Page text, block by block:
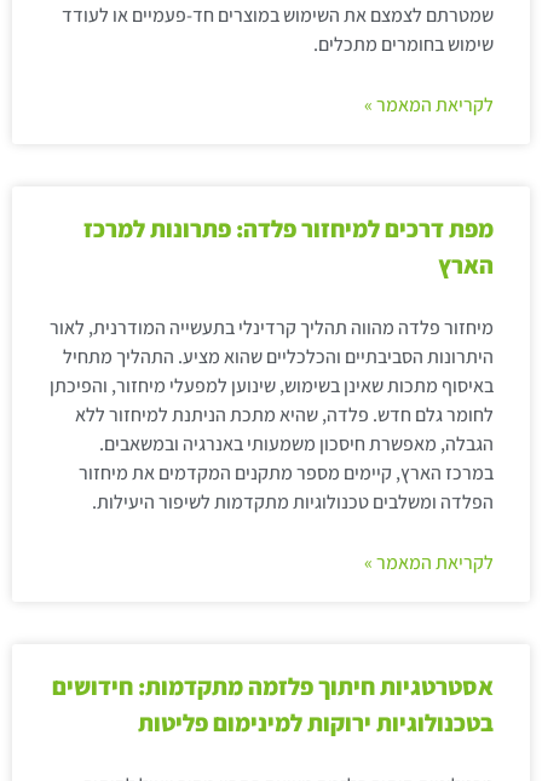
שמטרתם לצמצם את השימוש במוצרים חד-פעמיים או לעודד
שימוש בחומרים מתכלים.
לקריאת המאמר »
מפת דרכים למיחזור פלדה: פתרונות למרכז
הארץ
מיחזור פלדה מהווה תהליך קרדינלי בתעשייה המודרנית, לאור
היתרונות הסביבתיים והכלכליים שהוא מציע. התהליך מתחיל
באיסוף מתכות שאינן בשימוש, שינוען למפעלי מיחזור, והפיכתן
לחומר גלם חדש. פלדה, שהיא מתכת הניתנת למיחזור ללא
הגבלה, מאפשרת חיסכון משמעותי באנרגיה ובמשאבים.
במרכז הארץ, קיימים מספר מתקנים המקדמים את מיחזור
הפלדה ומשלבים טכנולוגיות מתקדמות לשיפור היעילות.
לקריאת המאמר »
אסטרטגיות חיתוך פלזמה מתקדמות: חידושים
בטכנולוגיות ירוקות למינימום פליטות